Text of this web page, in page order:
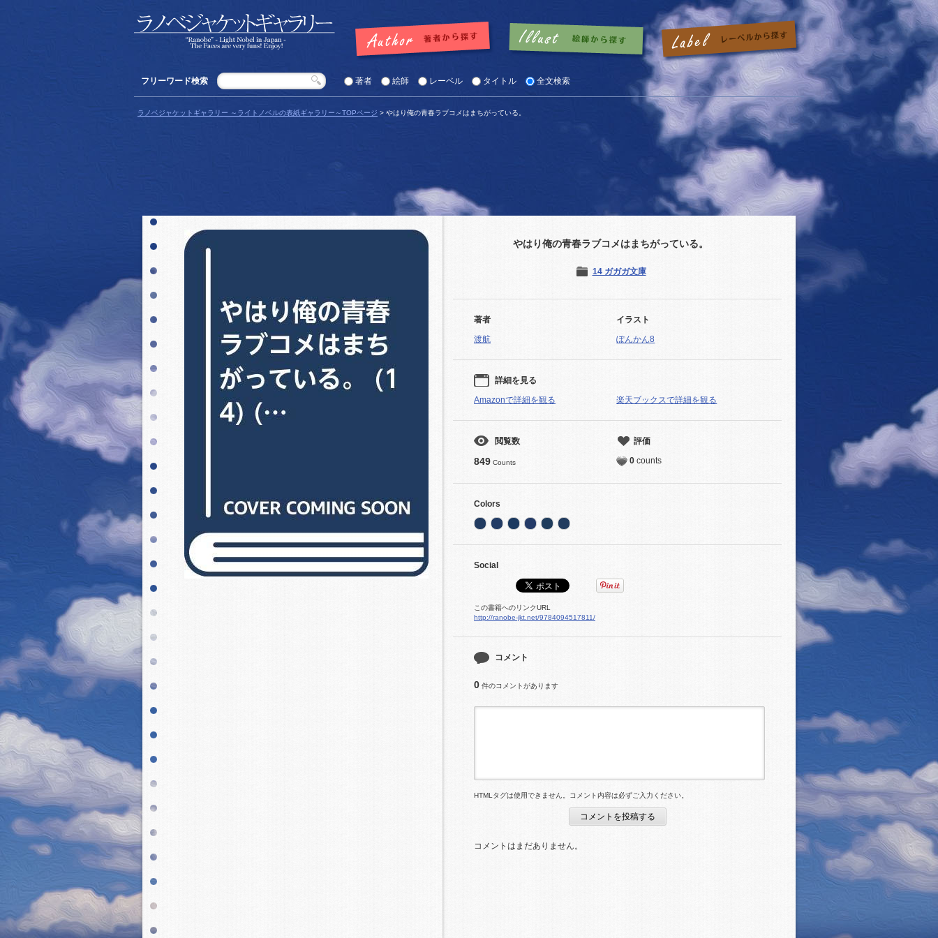
フリーワード検索 著者 絵師 レーベル タイトル 全文検索
ラノベジャケットギャラリー ～ライトノベルの表紙ギャラリー～TOPページ > やはり俺の青春ラブコメはまちがっている。
やはり俺の青春ラブコメはまちがっている。
14 ガガガ文庫
著者
渡航
イラスト
ぽんかん8
詳細を見る
Amazonで詳細を観る
楽天ブックスで詳細を観る
閲覧数
849 Counts
評価
0 counts
Colors
Social
この書籍へのリンクURL
http://ranobe-jkt.net/9784094517811/
コメント
0 件のコメントがあります
HTMLタグは使用できません。コメント内容は必ずご入力ください。
コメントはまだありません。